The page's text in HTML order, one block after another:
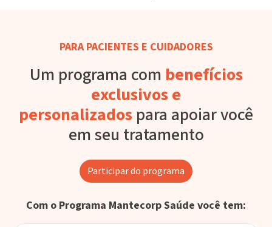
PARA PACIENTES E CUIDADORES
Um programa com benefícios
exclusivos e
personalizados para apoiar você
em seu tratamento
Participar do programa
Com o Programa Mantecorp Saúde você tem: